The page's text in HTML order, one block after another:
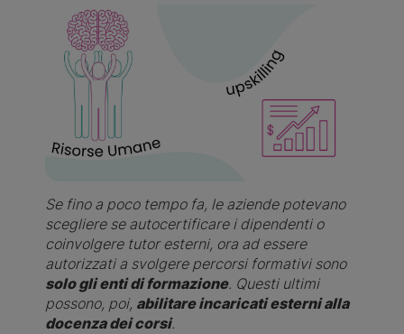
Se fino a poco tempo fa, le aziende potevano
scegliere se autocertificare i dipendenti o
coinvolgere tutor esterni, ora ad essere
autorizzati a svolgere percorsi formativi sono
solo gli enti di formazione. Questi ultimi
possono, poi, abilitare incaricati esterni alla
docenza dei corsi.